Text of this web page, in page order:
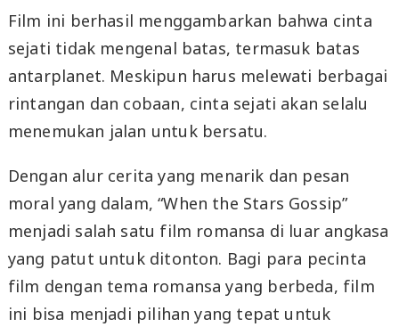
Film ini berhasil menggambarkan bahwa cinta
sejati tidak mengenal batas, termasuk batas
antarplanet. Meskipun harus melewati berbagai
rintangan dan cobaan, cinta sejati akan selalu
menemukan jalan untuk bersatu.
Dengan alur cerita yang menarik dan pesan
moral yang dalam, “When the Stars Gossip”
menjadi salah satu film romansa di luar angkasa
yang patut untuk ditonton. Bagi para pecinta
film dengan tema romansa yang berbeda, film
ini bisa menjadi pilihan yang tepat untuk